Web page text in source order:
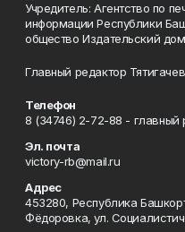
Учредитель: Агентство по
информации Республики
общество Издательский
Главный редактор
Телефон
8 (34746) 2-72-88 - главный
Эл. почта
victory-rb@mail.ru
Адрес
453280, Республика
Фёдоровка, ул.